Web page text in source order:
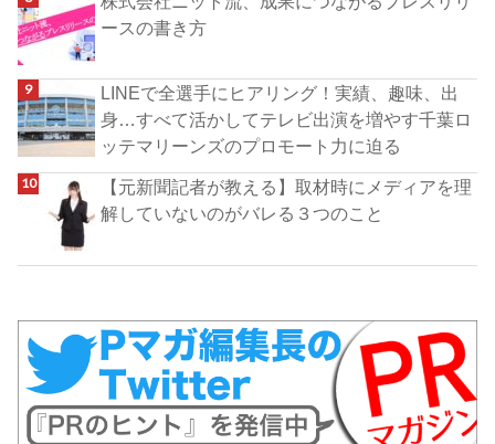
ースの書き方
LINEで全選手にヒアリング！実績、趣味、出
身…すべて活かしてテレビ出演を増やす千葉ロ
ッテマリーンズのプロモート力に迫る
【元新聞記者が教える】取材時にメディアを理
解していないのがバレる３つのこと